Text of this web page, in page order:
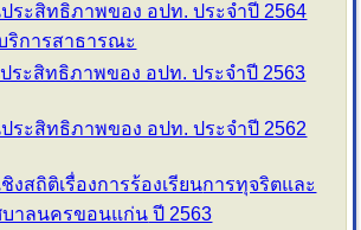
ระสิทธิภาพของ อปท. ประจำปี 2564
ริการสาธารณะ
ระสิทธิภาพของ อปท. ประจำปี 2563
ระสิทธิภาพของ อปท. ประจำปี 2562
งสถิติเรื่องการร้องเรียนการทุจริตและ
บาลนครขอนแก่น ปี 2563